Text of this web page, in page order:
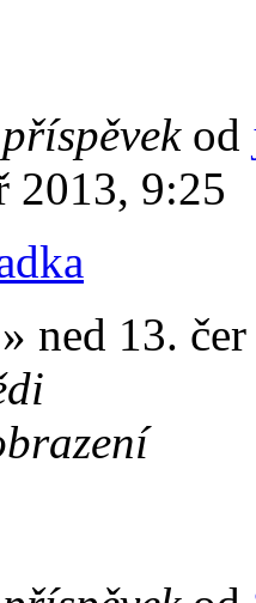
od
2013, 9:25
» ned 13.